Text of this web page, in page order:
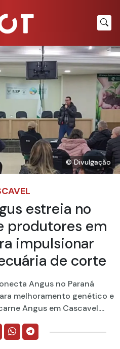
© Divulgação
estreia no
produtores em
impulsionar
de corte
Angus no Paraná
melhoramento genético e
Angus em Cascavel....